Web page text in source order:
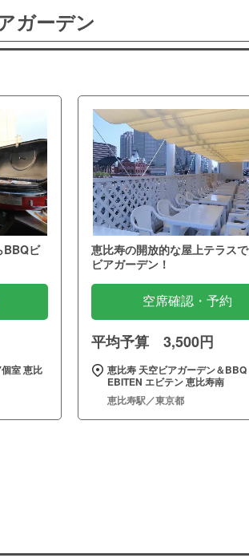
ガーデン
BBQビ
室 恵比
恵比寿の開放的な屋上テラス
ビアガーデン！
空席確認・予約
平均予算 3,500円
恵比寿 天空ビアガーデン＆BBQ
EBITEN エビテン 恵比寿南
恵比寿駅／東京都